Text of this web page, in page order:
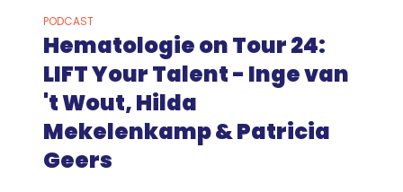
PODCAST
Hematologie on Tour 24:
LIFT Your Talent - Inge van
't Wout, Hilda
Mekelenkamp & Patricia
Geers